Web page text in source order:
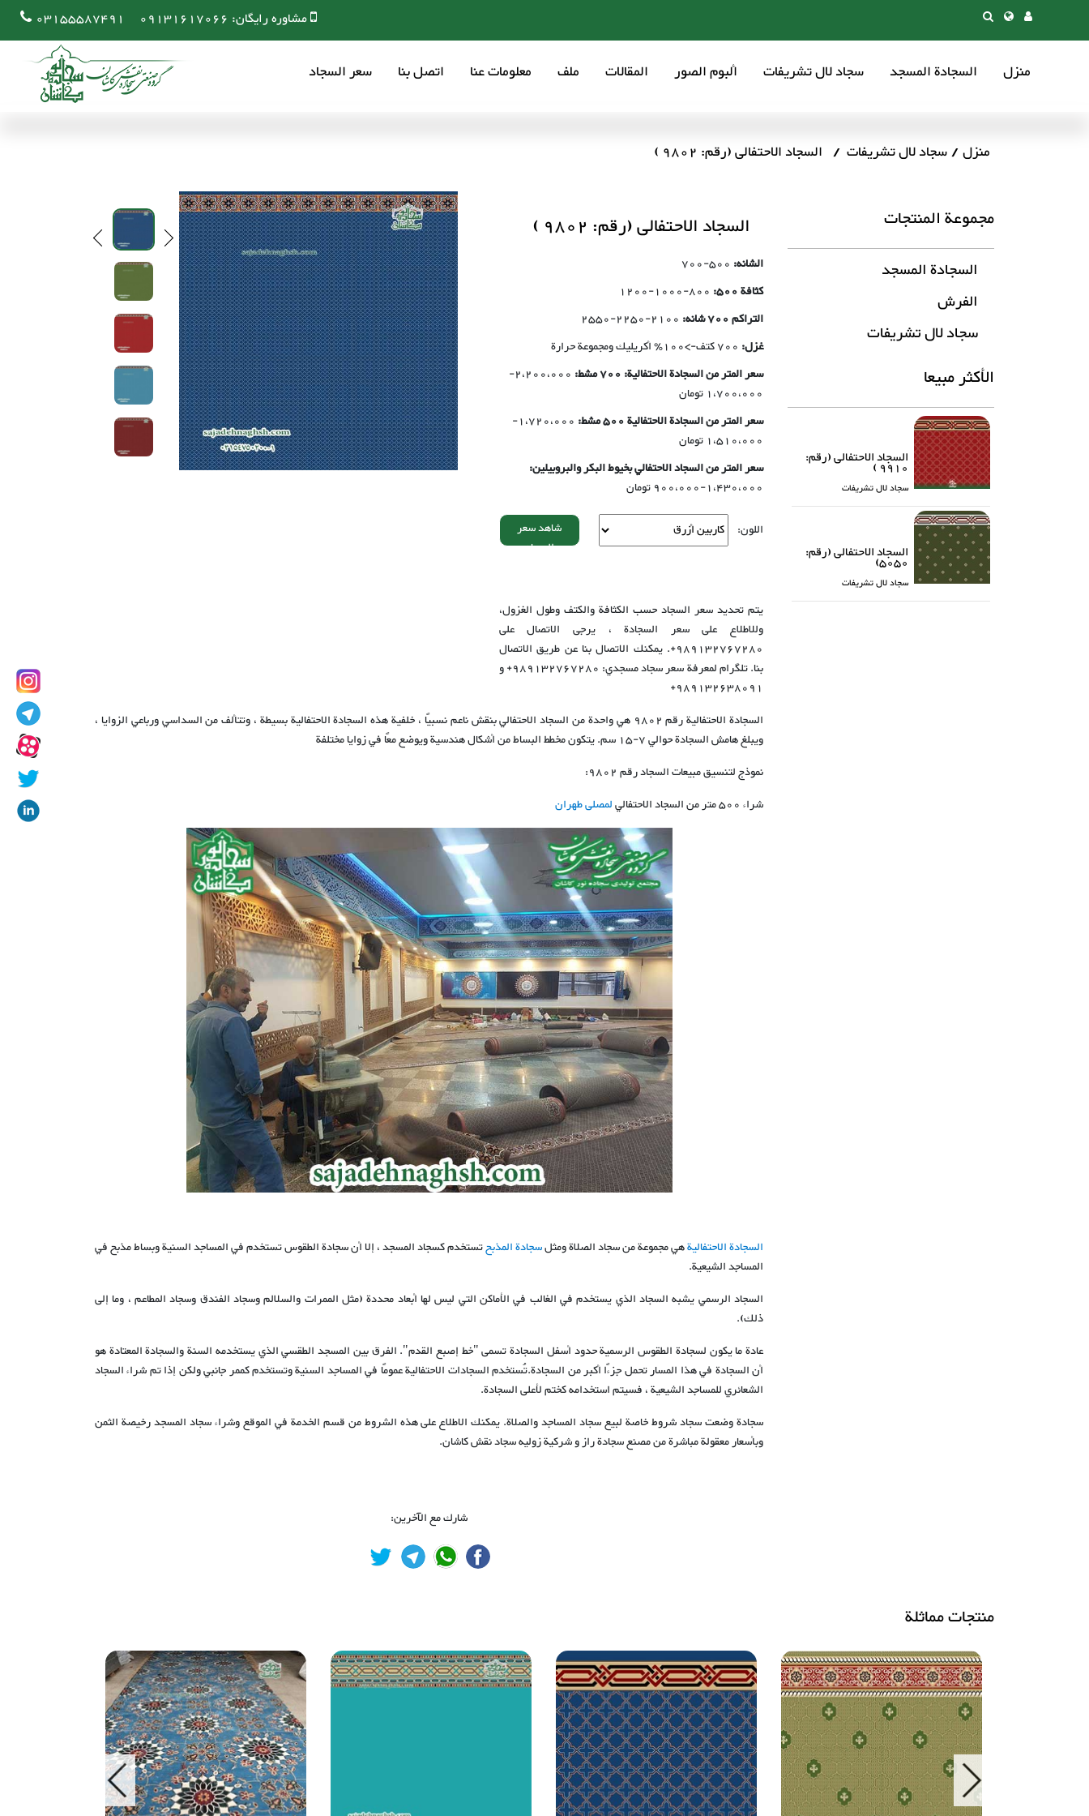
مشاوره رایگان: 09131617066
03155587491
منزل السجادة المسجد سجاد لال تشریفات ألبوم الصور المقالات ملف معلومات عنا اتصل بنا سعر السجاد
منزل سجاد لال تشریفات السجاد الاحتفالی (رقم: 9802 )
مجموعة المنتجات
السجادة المسجد
الفرش
سجاد لال تشریفات
الأكثر مبيعا
السجاد الاحتفالی (رقم:
9910 )
سجاد لال تشریفات
السجاد الاحتفالی (رقم:
5050)
سجاد لال تشریفات
السجاد الاحتفالی (رقم: 9802 )
الشانه: 500-700
كثافة 500:
800-1000-1200
التراکم 700 شانه:
2100-2250-2550
غزل: 700 کتف->100٪ أكريليك ومجموعة حرارة
سعر المتر من السجادة الاحتفالية: 700 مشط:
2،200،000-
1،700،000 تومان
سعر المتر من السجادة الاحتفالية 500 مشط:
1،720،000-
1،510،000 تومان
سعر المتر من السجاد الاحتفالي بخيوط البكر والبروبيلين:
1،430،000-900،000 تومان
اللون:
شاهد سعر
السجاد
يتم تحديد سعر السجاد حسب الكثافة والكتف وطول الغزول،
وللاطلاع على سعر السجادة ، يرجى الاتصال على
989132767280+. يمكنك الاتصال بنا عن طريق الاتصال
بنا. تلگرام لمعرفة سعر سجاد مسجدي: 989132767280+ و
989132638091+
السجادة الاحتفالية رقم 9802 هي واحدة من السجاد الاحتفالي بنقش ناعم نسبيًا ، خلفية هذه السجادة الاحتفالية بسيطة ، وتتألف من السداسي ورباعي الزوايا ،
ويبلغ هامش السجادة حوالي 7-15 سم. يتكون مخطط البساط من أشكال هندسية ويوضع معًا في زوايا مختلفة
نموذج لتنسيق مبيعات السجاد رقم 9802:
شراء 500 متر من السجاد الاحتفالي
لمصلى طهران
السجادة الاحتفاليةهي مجموعة من سجاد الصلاة ومثلسجادة المذبحتستخدم كسجاد المسجد ، إلا أن سجادة الطقوس تستخدم في المساجد السنية وبساط مذبح في
المساجد الشيعية.
السجاد الرسمي يشبه السجاد الذي يستخدم في الغالب في الأماكن التي ليس لها أبعاد محددة (مثل الممرات والسلالم وسجاد الفندق وسجاد المطاعم ، وما إلى
ذلك).
عادة ما يكون لسجادة الطقوس الرسمية حدود أسفل السجادة تسمى "خط إصبع القدم". الفرق بين المسجد الطقسي الذي يستخدمه السنة والسجادة المعتادة هو
أن السجادة في هذا المسار تحمل جزءًا أكبر من السجادة.تُستخدم السجادات الاحتفالية عمومًا في المساجد السنية وتستخدم كممر جانبي ولكن إذا تم شراء السجاد
الشعائري للمساجد الشيعية ، فسيتم استخدامه كختم لأعلى السجادة.
سجادة وضعت سجاد شروط خاصة لبيع سجاد المساجد والصلاة. يمكنك الاطلاع على هذه الشروط من قسم الخدمة في الموقع وشراء سجاد المسجد رخيصة الثمن
وبأسعار معقولة مباشرة من مصنع سجادة راز و شركیة زولیه سجاد نقش كاشان.
شارك مع الآخرين:
منتجات مماثلة
Previous Next